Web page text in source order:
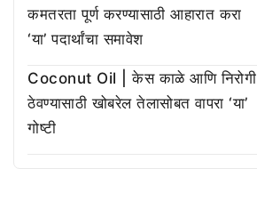
कमतरता पूर्ण करण्यासाठी आहारात करा
‘या’ पदार्थांचा समावेश
Coconut Oil | केस काळे आणि निरोगी
ठेवण्यासाठी खोबरेल तेलासोबत वापरा ‘या’
गोष्टी